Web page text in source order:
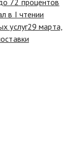
в I чтении
услуг29 марта,